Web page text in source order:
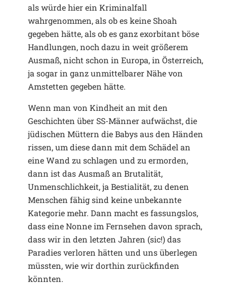
als würde hier ein Kriminalfall
wahrgenommen, als ob es keine Shoah
gegeben hätte, als ob es ganz exorbitant böse
Handlungen, noch dazu in weit größerem
Ausmaß, nicht schon in Europa, in Österreich,
ja sogar in ganz unmittelbarer Nähe von
Amstetten gegeben hätte.
Wenn man von Kindheit an mit den
Geschichten über SS-Männer aufwächst, die
jüdischen Müttern die Babys aus den Händen
rissen, um diese dann mit dem Schädel an
eine Wand zu schlagen und zu ermorden,
dann ist das Ausmaß an Brutalität,
Unmenschlichkeit, ja Bestialität, zu denen
Menschen fähig sind keine unbekannte
Kategorie mehr. Dann macht es fassungslos,
dass eine Nonne im Fernsehen davon sprach,
dass wir in den letzten Jahren (sic!) das
Paradies verloren hätten und uns überlegen
müssten, wie wir dorthin zurückfinden
könnten.